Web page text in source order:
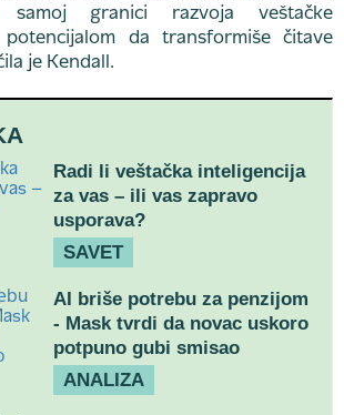
samoj granici razvoja veštačke
potencijalom da transformiše čitave
je Kendall.
Radi li veštačka inteligencija
za vas – ili vas zapravo
usporava?
SAVET
AI briše potrebu za penzijom
- Mask tvrdi da novac uskoro
potpuno gubi smisao
ANALIZA